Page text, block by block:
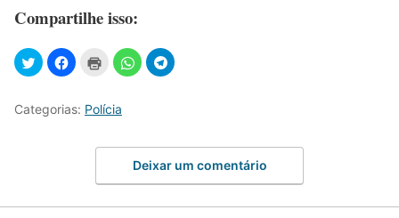
Compartilhe isso:
Categorias: Polícia
Deixar um comentário